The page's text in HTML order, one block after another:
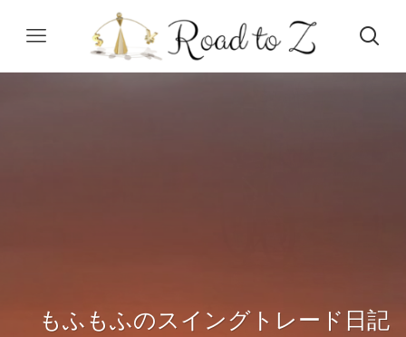
もふもふのスイングトレード日記